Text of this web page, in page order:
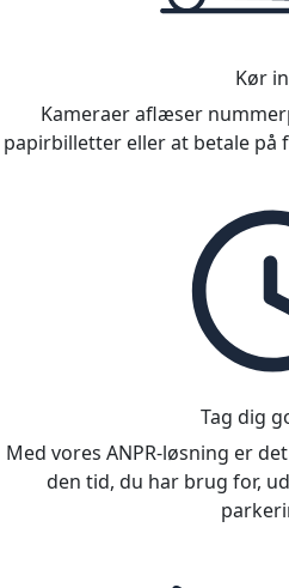
Kør
Kameraer aflæser
papirbilletter eller at betale på
Tag dig
Med vores ANPR-løsning er
den tid, du har brug for,